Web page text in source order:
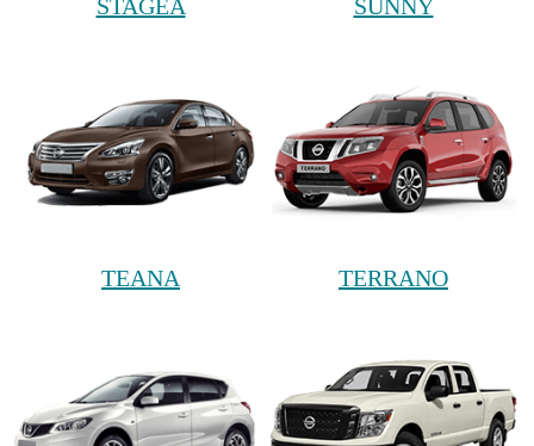
STAGEA SUNNY
TEANA TERRANO